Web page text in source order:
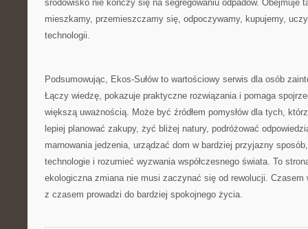
środowisko nie kończy się na segregowaniu odpadów. Obejmuje
mieszkamy, przemieszczamy się, odpoczywamy, kupujemy,
technologii.
Podsumowując, Ekos-Sułów to wartościowy serwis dla osób
Łączy wiedzę, pokazuje praktyczne rozwiązania i pomaga
większą uważnością. Może być źródłem pomysłów dla tych,
lepiej planować zakupy, żyć bliżej natury, podróżować
marnowania jedzenia, urządzać dom w bardziej przyjazny
technologie i rozumieć wyzwania współczesnego świata. To
ekologiczna zmiana nie musi zaczynać się od rewolucji.
z czasem prowadzi do bardziej spokojnego życia.